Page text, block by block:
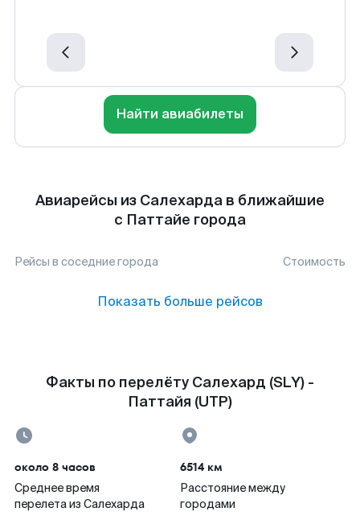
Найти авиабилеты
Авиарейсы из Салехарда в ближайшие
с Паттайе города
Рейсы в соседние города Стоимость
Показать больше рейсов
Факты по перелёту Салехард (SLY) -
Паттайя (UTP)
около 8 часов
Среднее время
перелета из Салехарда
6514 км
Расстояние между
городами